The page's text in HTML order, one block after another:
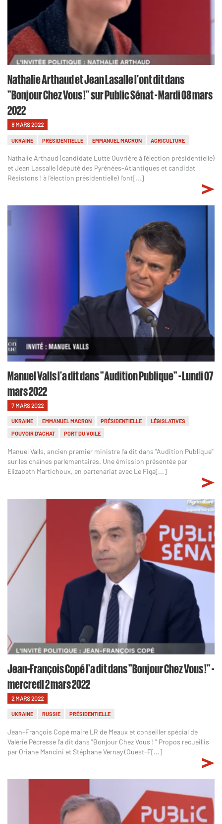
Nathalie Arthaud et Jean Lasalle l'ont dit dans
"Bonjour Chez Vous !" sur Public Sénat - Mardi 08 mars
2022
8 MARS 2022
UKRAINE PRÉSIDENTIELLE EMMANUEL MACRON AGRICULTURE
Nathalie Arthaud (candidate Lutte Ouvrière à l'élection présidentielle)
et Jean Lassalle (député des Pyrénées-Atlantiques et candidat
Résistons ! à l'élection présidentielle) l'ont[...]
Manuel Valls l'a dit dans "Audition Publique" - Lundi 07
mars 2022
7 MARS 2022
UKRAINE EMMANUEL MACRON PRÉSIDENTIELLE
LÉGISLATIVES
POUVOIR D'ACHAT
PORT DU VOILE
Manuel Valls, ancien premier ministre l'a dit dans "Audition Publique"
sur les chaînes parlementaires. Une émission présentée par
Elizabeth Martichoux, en partenariat avec Le Figa[...]
Jean-François Copé l'a dit dans "Bonjour Chez Vous !" -
mercredi 2 mars 2022
2 MARS 2022
UKRAINE RUSSIE PRÉSIDENTIELLE
Jean-François Copé maire LR de Meaux et conseiller spécial de
Valérie Pécresse l'a dit dans "Bonjour Chez Vous ! " Propos recueillis
par Oriane Mancini et Stéphane Vernay (Ouest-F[...]